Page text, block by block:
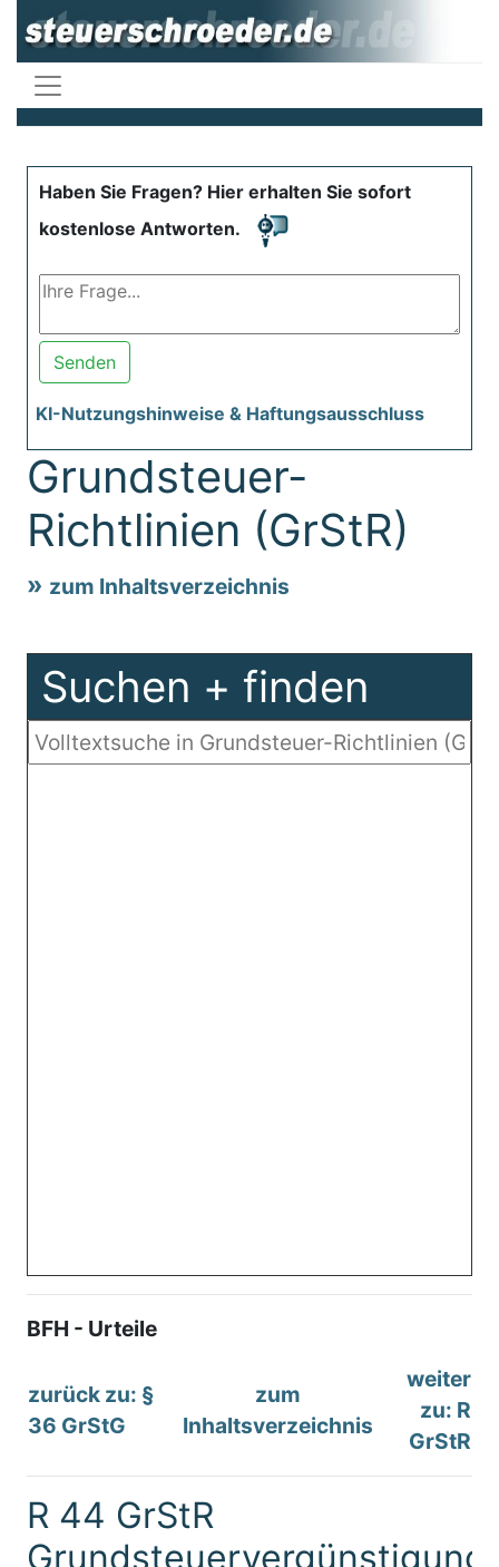
Haben Sie Fragen? Hier erhalten Sie sofort
kostenlose Antworten.
Senden
KI-Nutzungshinweise & Haftungsausschluss
Grundsteuer-
Richtlinien (GrStR)
zum Inhaltsverzeichnis
Suchen + finden
BFH - Urteile
zurück zu: §
36 GrStG
zum
Inhaltsverzeichnis
weiter
zu: R
GrStR
R 44 GrStR
Grundsteuervergünstigung